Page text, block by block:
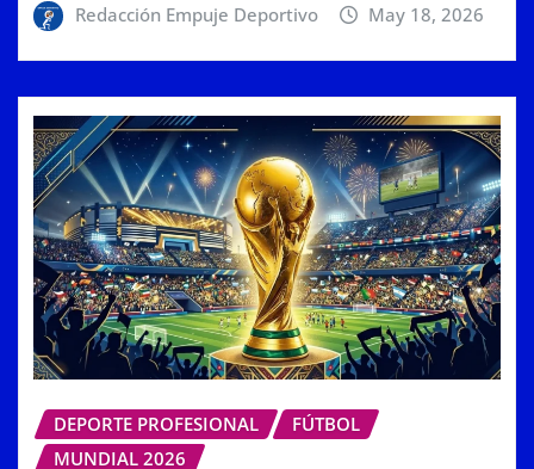
Redacción Empuje Deportivo May 18, 2026
DEPORTE PROFESIONAL
FÚTBOL
MUNDIAL 2026